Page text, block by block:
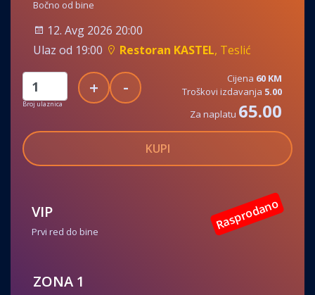
Bočno od bine
12. Avg 2026 20:00
Ulaz od 19:00
Restoran KASTEL, Teslić
Broj ulaznica
+ - Cijena 60 KM
Troškovi izdavanja 5.00
Za naplatu 65.00
KUPI
VIP Rasprodano
Prvi red do bine
ZONA 1